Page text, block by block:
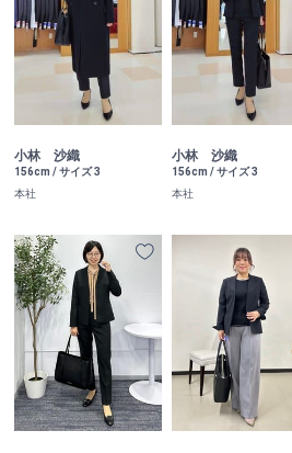
小林 沙織
156cm / サイズ 3
本社
小林 沙織
156cm / サイズ 3
本社